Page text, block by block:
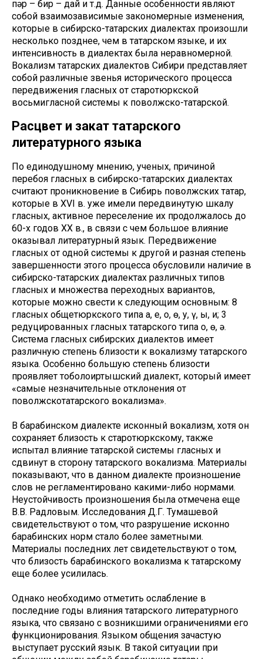
пəр – бир – дай и т.д. Данные особенности являют
собой взаимозависимые закономерные изменения,
которые в сибирско-татарских диалектах произошли
несколько позднее, чем в татарском языке, и их
интенсивность в диалектах была неравномерной.
Вокализм татарских диалектов Сибири представляет
собой различные звенья исторического процесса
передвижения гласных от старотюркской
восьмигласной системы к поволжско-татарской.
Расцвет и закат татарского
литературного языка
По единодушному мнению, ученых, причиной
перебоя гласных в сибирско-татарских диалектах
считают проникновение в Сибирь поволжских татар,
которые в XVI в. уже имели передвинутую шкалу
гласных, активное переселение их продолжалось до
60-х годов ХХ в., в связи с чем большое влияние
оказывал литературный язык. Передвижение
гласных от одной системы к другой и разная степень
завершенности этого процесса обусловили наличие в
сибирско-татарских диалектах различных типов
гласных и множества переходных вариантов,
которые можно свести к следующим основным: 8
гласных общетюркского типа а, е, о, ө, у, ү, ы, и; 3
редуцированных гласных татарского типа о, ө, ə.
Система гласных сибирских диалектов имеет
различную степень близости к вокализму татарского
языка. Особенно большую степень близости
проявляет тоболоиртышский диалект, который имеет
«самые незначительные отклонения от
поволжскотатарского вокализма».
В барабинском диалекте исконный вокализм, хотя он
сохраняет близость к старотюркскому, также
испытал влияние татарской системы гласных и
сдвинут в сторону татарского вокализма. Материалы
показывают, что в данном диалекте произношение
слов не регламентировано какими-либо нормами.
Неустойчивость произношения была отмечена еще
В.В. Радловым. Исследования Д.Г. Тумашевой
свидетельствуют о том, что разрушение исконно
барабинских норм стало более заметными.
Материалы последних лет свидетельствуют о том,
что близость барабинского вокализма к татарскому
еще более усилилась.
Однако необходимо отметить ослабление в
последние годы влияния татарского литературного
языка, что связано с возникшими ограничениями его
функционирования. Языком общения зачастую
выступает русский язык. В такой ситуации при